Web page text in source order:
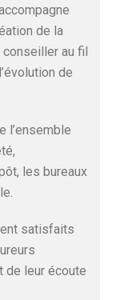
de la
au fil
de
l’ensemble
les bureaux
satisfaits
de leur écoute